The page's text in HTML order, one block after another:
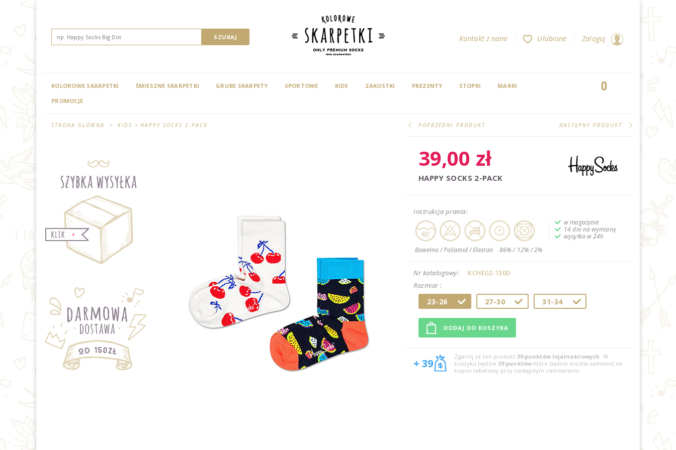
Kontakt z nami Ulubione Zaloguj
KOLOROWE SKARPETKI ŚMIESZNE SKARPETKI GRUBE SKARPETY SPORTOWE KIDS ZAKOSTKI PREZENTY STOPKI
MARKI
PROMOCJE
0
STRONA GŁÓWNA > KIDS > HAPPY SOCKS 2-PACK POPRZEDNI PRODUKT NASTĘPNY PRODUKT
39,00 zł
HAPPY SOCKS 2-PACK
Instrukcja prania:
w magazynie
14 dni na wymianę
wysyłka w 24h
Bawełna / Poliamid / Elastan
86% / 12% / 2%
Nr katalogowy:
KCHE02-1300
Rozmiar :
23-26 27-30 31-34
+ 39
Zgarnij za ten produkt 39punktów lojalnościowych. W
koszyku będzie 39punktówktóre będzie można zamienić na
kupon rabatowy przy następnym zamówieniu .